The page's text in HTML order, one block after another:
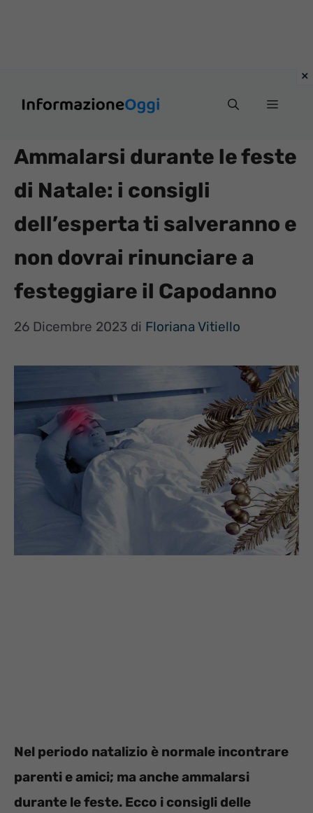
Menu
Ammalarsi durante le feste
di Natale: i consigli
dell’esperta ti salveranno e
non dovrai rinunciare a
festeggiare il Capodanno
26 Dicembre 2023 di Floriana Vitiello
Nel periodo natalizio è normale incontrare
parenti e amici; ma anche ammalarsi
durante le feste. Ecco i consigli delle